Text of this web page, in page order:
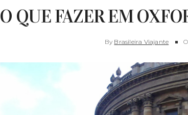
O QUE FAZER EM
By Brasileira Viajante